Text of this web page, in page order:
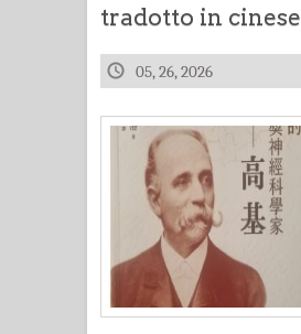
tradotto in cinese
05, 26, 2026